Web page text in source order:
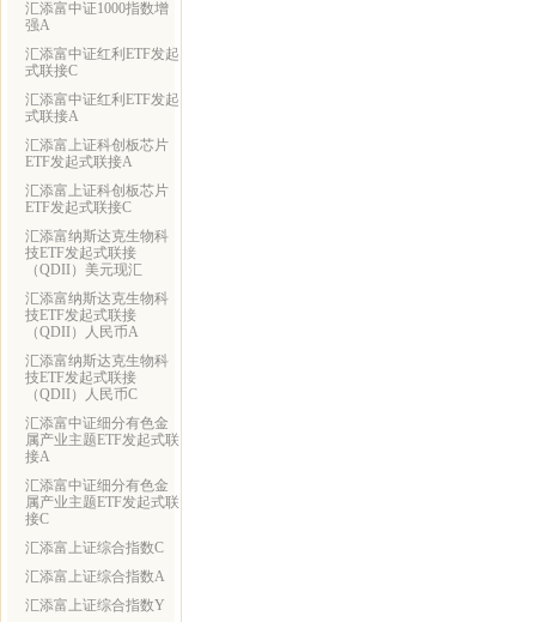
汇添富中证1000指数增
强A
汇添富中证红利ETF发起
式联接C
汇添富中证红利ETF发起
式联接A
汇添富上证科创板芯片
ETF发起式联接A
汇添富上证科创板芯片
ETF发起式联接C
汇添富纳斯达克生物科
技ETF发起式联接
（QDII）美元现汇
汇添富纳斯达克生物科
技ETF发起式联接
（QDII）人民币A
汇添富纳斯达克生物科
技ETF发起式联接
（QDII）人民币C
汇添富中证细分有色金
属产业主题ETF发起式联
接A
汇添富中证细分有色金
属产业主题ETF发起式联
接C
汇添富上证综合指数C
汇添富上证综合指数A
汇添富上证综合指数Y